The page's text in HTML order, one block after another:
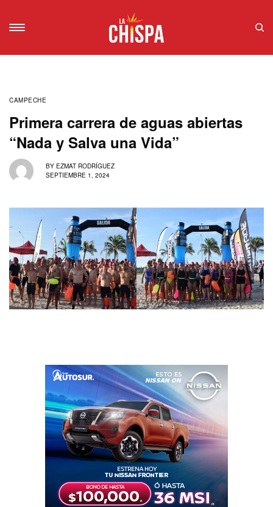
CAMPECHE
Primera carrera de aguas abiertas
“Nada y Salva una Vida”
BY EZMAT RODRÍGUEZ
SEPTIEMBRE 1, 2024